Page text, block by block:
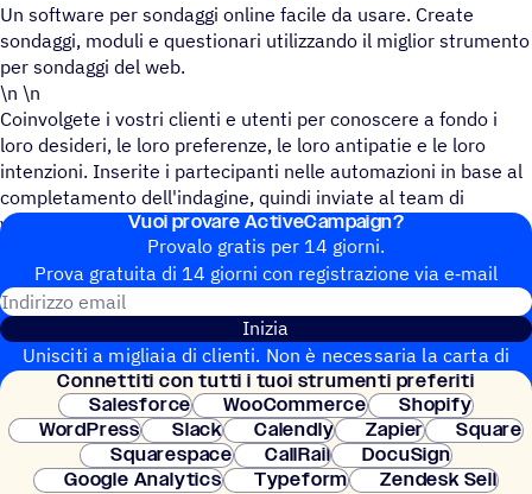
Un software per sondaggi online facile da usare. Create
sondaggi, moduli e questionari utilizzando il miglior strumento
per sondaggi del web.
\n \n
Coinvolgete i vostri clienti e utenti per conoscere a fondo i
loro desideri, le loro preferenze, le loro antipatie e le loro
intenzioni. Inserite i partecipanti nelle automazioni in base al
completamento dell'indagine, quindi inviate al team di
vendita un report per sfruttare al meglio i dati utilizzabili.
Vuoi provare ActiveCampaign?
Provalo gratis per 14 giorni.
Prova gratuita di 14 giorni con regi­stra­zione via e‑mail
Inizia
Unisciti a migliaia di clienti. Non è necessaria la carta di
credito. Configurazione istantanea.
Connet­titi con tutti i tuoi strumenti preferiti
Salesforce
WooCommerce
Shopify
WordPress
Slack Calendly Zapier
Square
Squarespace
CallRail
DocuSign
Google Analytics
Typeform Zendesk Sell